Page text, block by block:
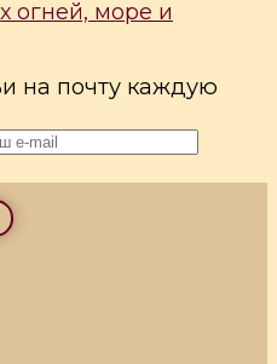
на почту каждую